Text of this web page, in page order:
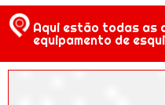
Aqui estão todas as
equipamento de